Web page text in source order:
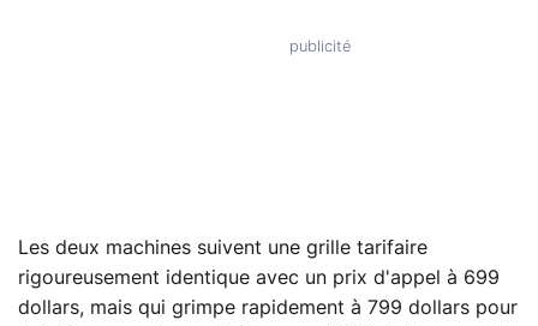
Les deux machines suivent une grille tarifaire
rigoureusement identique avec un prix d'appel à 699
dollars, mais qui grimpe rapidement à 799 dollars pour